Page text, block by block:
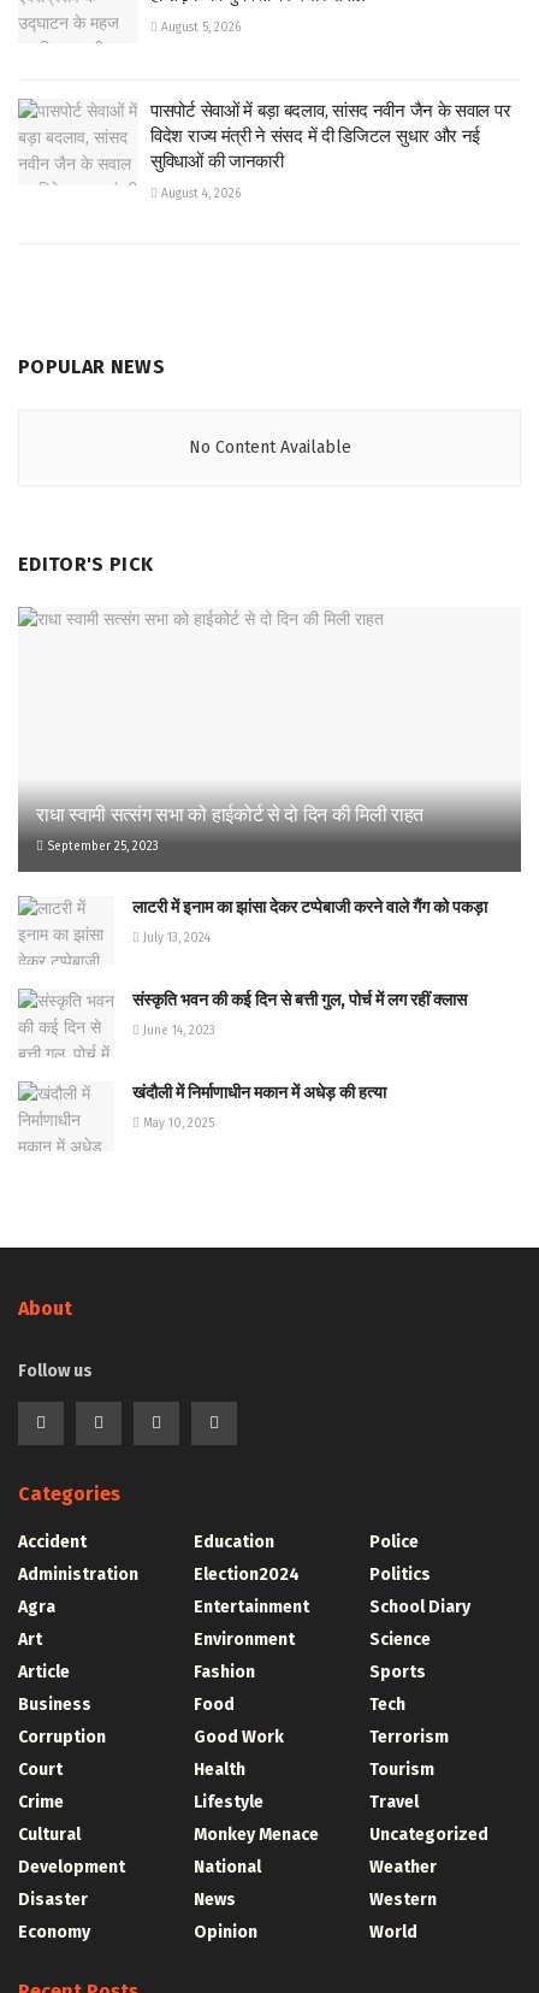
August 5, 2026
पासपोर्ट सेवाओं में बड़ा बदलाव, सांसद नवीन जैन के सवाल पर
विदेश राज्य मंत्री ने संसद में दी डिजिटल सुधार और नई
सुविधाओं की जानकारी
August 4, 2026
POPULAR NEWS
No Content Available
EDITOR'S PICK
राधा स्वामी सत्संग सभा को हाईकोर्ट से दो दिन की मिली राहत
September 25, 2023
लाटरी में इनाम का झांसा देकर टप्पेबाजी करने वाले गैंग को पकड़ा
July 13, 2024
संस्कृति भवन की कई दिन से बत्ती गुल, पोर्च में लग रहीं क्लास
June 14, 2023
खंदौली में निर्माणाधीन मकान में अधेड़ की हत्या
May 10, 2025
About
Follow us
Categories
Accident
Administration
Agra
Art
Article
Business
Corruption
Court
Crime
Cultural
Development
Disaster
Economy
Education
Election2024
Entertainment
Environment
Fashion
Food
Good Work
Health
Lifestyle
Monkey Menace
National
News
Opinion
Police
Politics
School Diary
Science
Sports
Tech
Terrorism
Tourism
Travel
Uncategorized
Weather
Western
World